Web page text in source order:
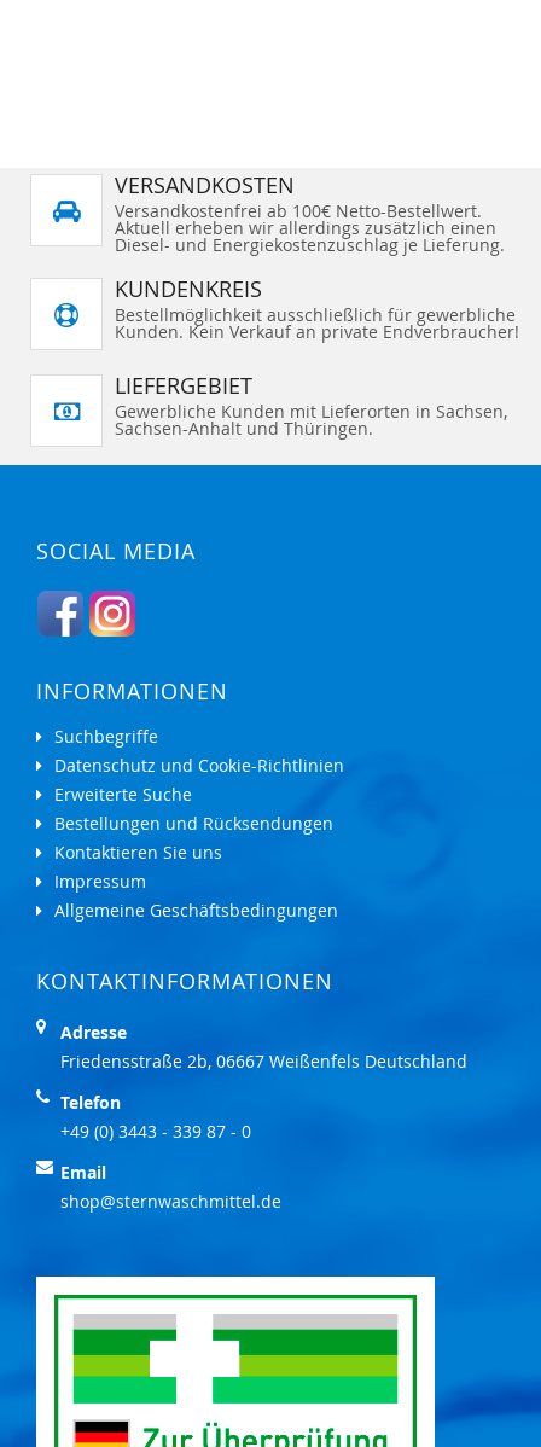
VERSANDKOSTEN
Versandkostenfrei ab 100€ Netto-Bestellwert.
Aktuell erheben wir allerdings zusätzlich einen
Diesel- und Energiekostenzuschlag je Lieferung.
KUNDENKREIS
Bestellmöglichkeit ausschließlich für gewerbliche
Kunden. Kein Verkauf an private Endverbraucher!
LIEFERGEBIET
Gewerbliche Kunden mit Lieferorten in Sachsen,
Sachsen-Anhalt und Thüringen.
SOCIAL MEDIA
INFORMATIONEN
Suchbegriffe
Datenschutz und Cookie-Richtlinien
Erweiterte Suche
Bestellungen und Rücksendungen
Kontaktieren Sie uns
Impressum
Allgemeine Geschäftsbedingungen
KONTAKTINFORMATIONEN
Adresse
Friedensstraße 2b, 06667 Weißenfels Deutschland
Telefon
+49 (0) 3443 - 339 87 - 0
Email
shop@sternwaschmittel.de